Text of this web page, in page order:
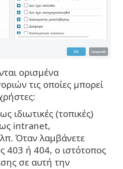
ορισμένα
τις οποίες μπορεί
ιδιωτικές (τοπικές)
intranet,
Όταν λαμβάνετε
403 ή 404, ο ιστότοπος
σε αυτή την